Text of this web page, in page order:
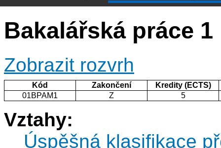
Bakalářská práce 1
Zobrazit rozvrh
Kód Zakončení
Kredity (ECTS)
01BPAM1
Z 5
Vztahy:
Úspěšná klasifikace